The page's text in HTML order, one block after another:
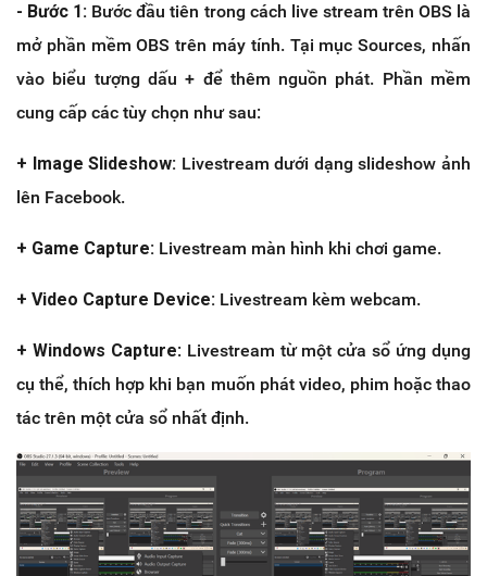
- Bước 1: Bước đầu tiên trong cách live stream trên OBS là
mở phần mềm OBS trên máy tính. Tại mục Sources, nhấn
vào biểu tượng dấu + để thêm nguồn phát. Phần mềm
cung cấp các tùy chọn như sau:
+ Image Slideshow: Livestream dưới dạng slideshow ảnh
lên Facebook.
+ Game Capture: Livestream màn hình khi chơi game.
+ Video Capture Device: Livestream kèm webcam.
+ Windows Capture: Livestream từ một cửa sổ ứng dụng
cụ thể, thích hợp khi bạn muốn phát video, phim hoặc thao
tác trên một cửa sổ nhất định.